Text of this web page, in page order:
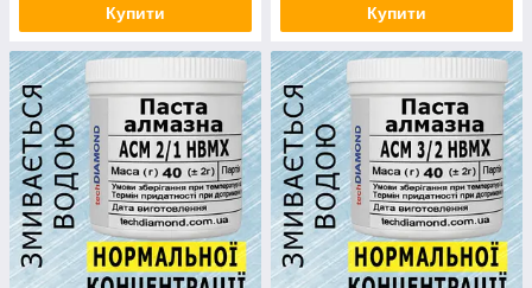
Купити Купити